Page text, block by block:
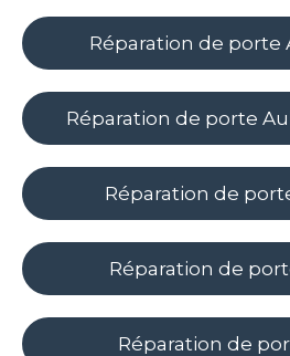
Réparation de porte
Réparation de porte
Réparation de
Réparation de
Réparation de